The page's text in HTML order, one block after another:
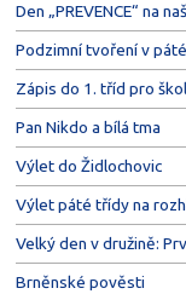
Den „PREVENCE“ na
Podzimní tvoření v
Zápis do 1. tříd pro
Pan Nikdo a bílá tma
Výlet do Židlochovic
Výlet páté třídy na
Velký den v družině:
Brněnské pověsti